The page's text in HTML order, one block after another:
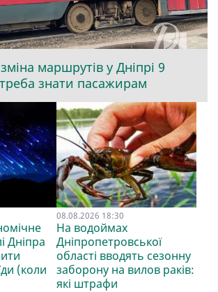
маршрутів у Дніпрі 9
знати пасажирам
Дніпра
(коли
08.08.2026 18:30
На водоймах
Дніпропетровської
області вводять сезонну
заборону на вилов раків:
які штрафи